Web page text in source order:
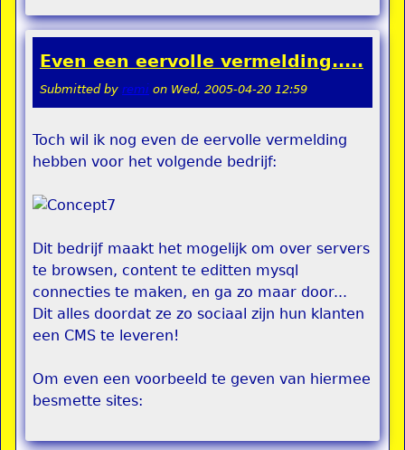
Even een eervolle vermelding.....
Submitted by remi on Wed, 2005-04-20 12:59
Toch wil ik nog even de eervolle vermelding
hebben voor het volgende bedrijf:
Dit bedrijf maakt het mogelijk om over servers
te browsen, content te editten mysql
connecties te maken, en ga zo maar door...
Dit alles doordat ze zo sociaal zijn hun klanten
een CMS te leveren!
Om even een voorbeeld te geven van hiermee
besmette sites: